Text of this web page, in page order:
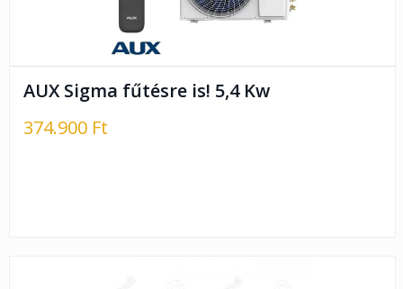
AUX Sigma fűtésre is! 5,4 Kw
374.900 Ft